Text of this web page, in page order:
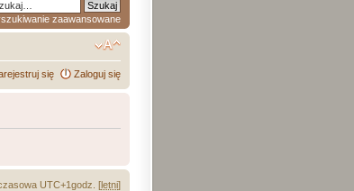
zaawansowane
się Zaloguj się
UTC+1godz. [letni]